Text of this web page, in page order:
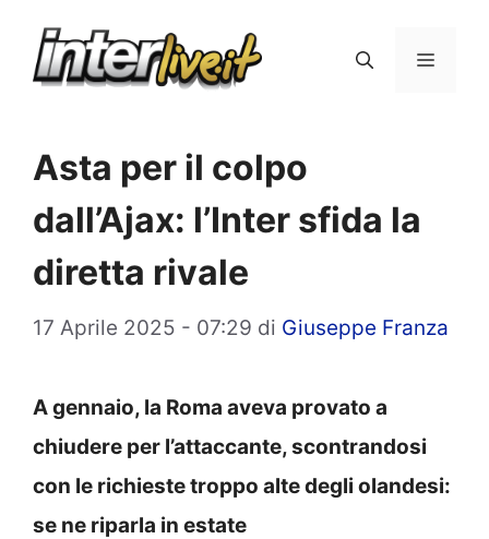
Menu
Asta per il colpo
dall’Ajax: l’Inter sfida la
diretta rivale
17 Aprile 2025 - 07:29 di Giuseppe Franza
A gennaio, la Roma aveva provato a
chiudere per l’attaccante, scontrandosi
con le richieste troppo alte degli olandesi:
se ne riparla in estate